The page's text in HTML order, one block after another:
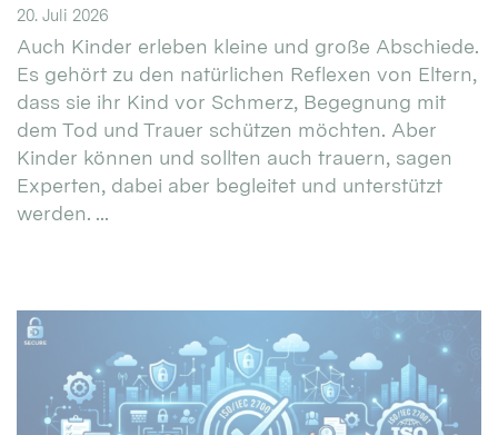
20. Juli 2026
Auch Kinder erleben kleine und große Abschiede.
Es gehört zu den natürlichen Reflexen von Eltern,
dass sie ihr Kind vor Schmerz, Begegnung mit
dem Tod und Trauer schützen möchten. Aber
Kinder können und sollten auch trauern, sagen
Experten, dabei aber begleitet und unterstützt
werden. ...